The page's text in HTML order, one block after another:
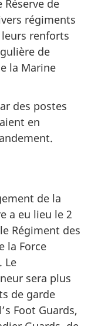
de
régiments
renforts
de
la Marine
des postes
en
de la
a eu lieu le 2
Régiment des
la Force
Le
sera plus
de garde
Foot Guards,